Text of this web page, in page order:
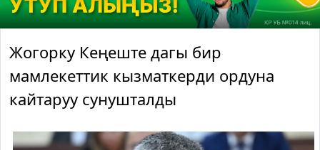
Жогорку Кеңеште дагы бир
мамлекеттик кызматкерди ордуна
кайтаруу сунушталды